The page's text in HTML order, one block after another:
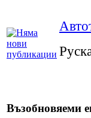
Възобновяеми